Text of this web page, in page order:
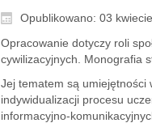
Opublikowano: 03
Opracowanie dotyczy roli
cywilizacyjnych. Monografia
Jej tematem są umiejętności
indywidualizacji procesu
informacyjno-